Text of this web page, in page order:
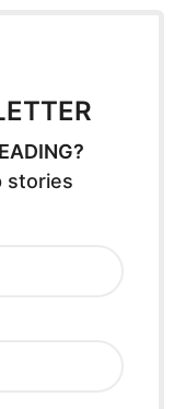
stories